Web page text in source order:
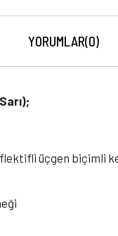
YORUMLAR(0)
üçgen biçimli